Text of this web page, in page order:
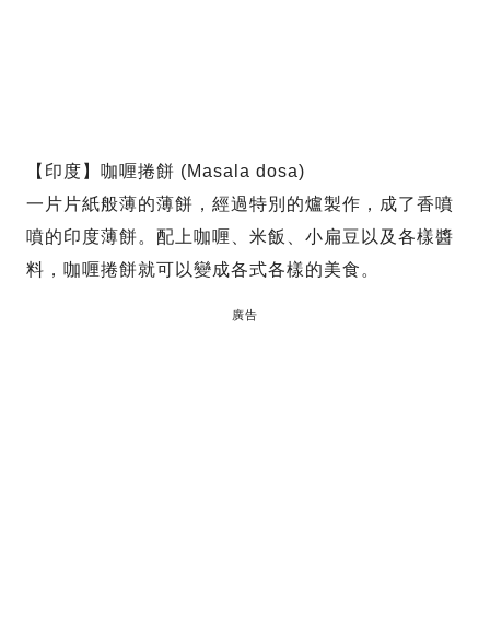
【印度】咖喱捲餅 (Masala dosa)
一片片紙般薄的薄餅，經過特別的爐製作，成了香噴
噴的印度薄餅。配上咖喱、米飯、小扁豆以及各樣醬
料，咖喱捲餅就可以變成各式各樣的美食。
廣告